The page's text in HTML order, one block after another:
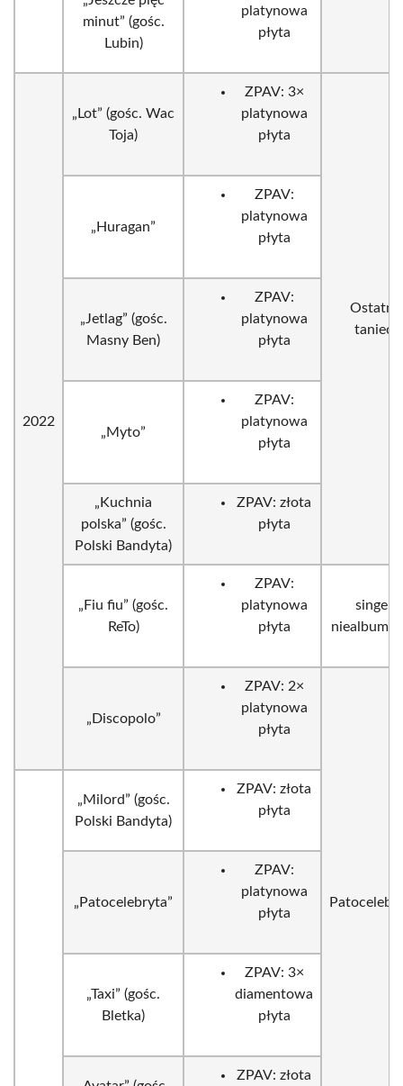
minut” (gośc.
Lubin)
platynowa
płyta
2022
„Lot” (gośc. Wac
Toja)
ZPAV: 3×
platynowa
płyta
Ostatni
taniec
„Huragan”
ZPAV:
platynowa
płyta
„Jetlag” (gośc.
Masny Ben)
ZPAV:
platynowa
płyta
„Myto”
ZPAV:
platynowa
płyta
„Kuchnia
polska” (gośc.
Polski Bandyta)
ZPAV: złota
płyta
„Fiu fiu” (gośc.
ReTo)
ZPAV:
platynowa
płyta
singel
„Discopolo”
ZPAV: 2×
platynowa
płyta
„Milord” (gośc.
Polski Bandyta)
ZPAV: złota
płyta
„Patocelebryta”
ZPAV:
platynowa
płyta
„Taxi” (gośc.
Bletka)
ZPAV: 3×
diamentowa
płyta
ZPAV: złota